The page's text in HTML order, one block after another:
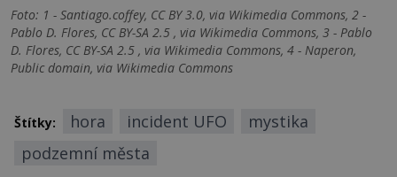
Foto: 1 - Santiago.coffey, CC BY 3.0, via Wikimedia Commons, 2 -
Pablo D. Flores, CC BY-SA 2.5 , via Wikimedia Commons, 3 - Pablo
D. Flores, CC BY-SA 2.5 , via Wikimedia Commons, 4 - Naperon,
Public domain, via Wikimedia Commons
Štítky: hora incident UFO
mystika
podzemní města